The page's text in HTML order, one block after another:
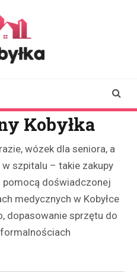
Kobyłka
wózek dla seniora, a
szpitalu – takie zakupy
pomocą doświadczonej
medycznych w Kobyłce
dopasowanie sprzętu do